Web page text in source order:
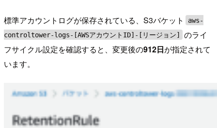
標準アカウントログが保存されている、S3バケット
aws-
controltower-logs-[AWSアカウントID]-[リージョン]
のライ
フサイクル設定を確認すると、変更後の912日が指定されて
います。